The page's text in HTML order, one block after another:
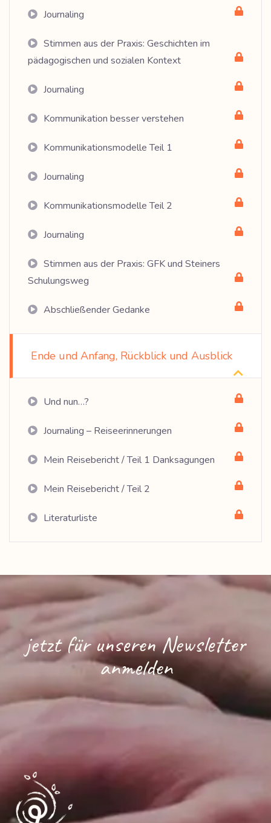
Journaling
Stimmen aus der Praxis: Geschichten im
pädagogischen und sozialen Kontext
Journaling
Kommunikation besser verstehen
Kommunikationsmodelle Teil 1
Journaling
Kommunikationsmodelle Teil 2
Journaling
Stimmen aus der Praxis: GFK und Steiners
Schulungsweg
Abschließender Gedanke
Ende und Anfang, Rückblick und Ausblick
Und nun…?
Journaling – Reiseerinnerungen
Mein Reisebericht / Teil 1 Danksagungen
Mein Reisebericht / Teil 2
Literaturliste
jetzt für unseren Newsletter
anmelden